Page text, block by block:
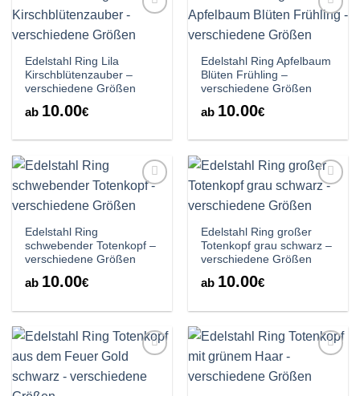
Wunschliste
Edelstahl Ring Lila
Kirschblütenzauber –
verschiedene Größen
ab 10.00€
Wunschliste
Edelstahl Ring Apfelbaum
Blüten Frühling –
verschiedene Größen
ab 10.00€
Wunschliste
Edelstahl Ring
schwebender Totenkopf –
verschiedene Größen
ab 10.00€
Wunschliste
Edelstahl Ring großer
Totenkopf grau schwarz –
verschiedene Größen
ab 10.00€
Wunschliste
Wunschliste